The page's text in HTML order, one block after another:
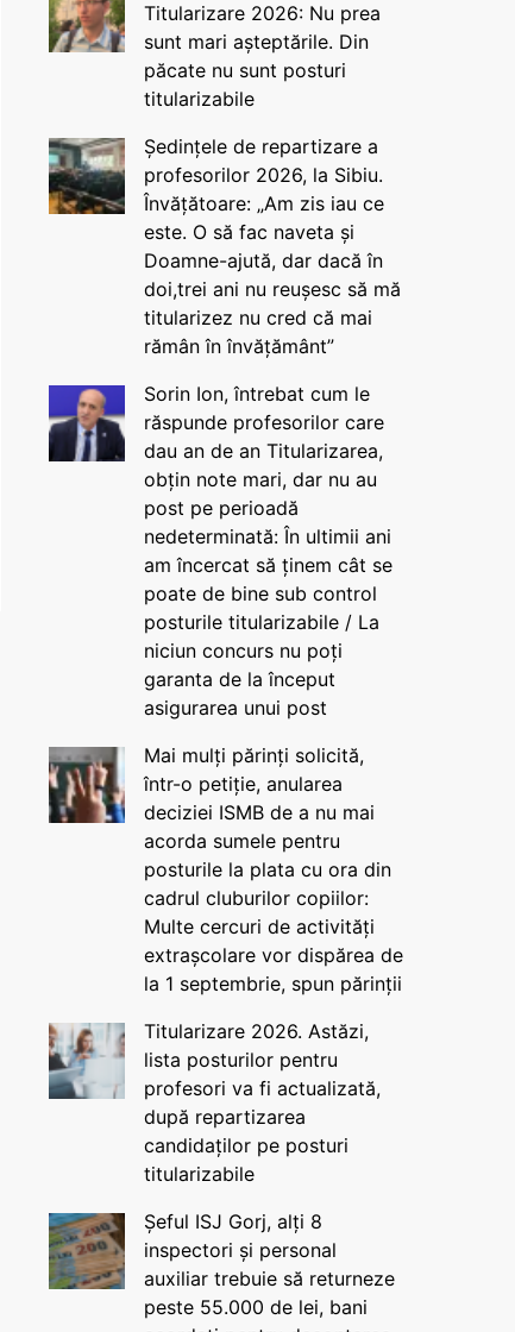
Titularizare 2026: Nu prea
sunt mari așteptările. Din
păcate nu sunt posturi
titularizabile
Ședințele de repartizare a
profesorilor 2026, la Sibiu.
Învățătoare: „Am zis iau ce
este. O să fac naveta și
Doamne-ajută, dar dacă în
doi,trei ani nu reușesc să mă
titularizez nu cred că mai
rămân în învățământ”
Sorin Ion, întrebat cum le
răspunde profesorilor care
dau an de an Titularizarea,
obțin note mari, dar nu au
post pe perioadă
nedeterminată: În ultimii ani
am încercat să ținem cât se
poate de bine sub control
posturile titularizabile / La
niciun concurs nu poți
garanta de la început
asigurarea unui post
Mai mulți părinți solicită,
într-o petiție, anularea
deciziei ISMB de a nu mai
acorda sumele pentru
posturile la plata cu ora din
cadrul cluburilor copiilor:
Multe cercuri de activități
extrașcolare vor dispărea de
la 1 septembrie, spun părinții
Titularizare 2026. Astăzi,
lista posturilor pentru
profesori va fi actualizată,
după repartizarea
candidaților pe posturi
titularizabile
Șeful ISJ Gorj, alți 8
inspectori și personal
auxiliar trebuie să returneze
peste 55.000 de lei, bani